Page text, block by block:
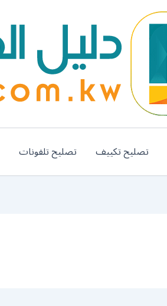
تصليح تكييف تصليح تلفونات